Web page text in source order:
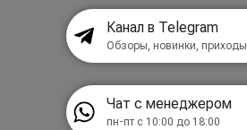
Канал в Telegram
Обзоры, новинки, приходы
Чат с менеджером
пн-пт с 10:00 до 18:00